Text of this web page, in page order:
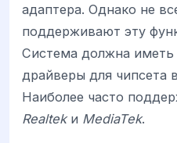
адаптера. Однако не
поддерживают эту
Система должна
драйверы для чипсета
Наиболее часто
Realtekи MediaTek.